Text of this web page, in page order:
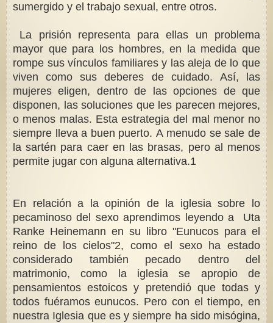
sumergido y el trabajo sexual, entre otros.
La prisión representa para ellas un problema
mayor que para los hombres, en la medida que
rompe sus vínculos familiares y las aleja de lo que
viven como sus deberes de cuidado. Así, las
mujeres eligen, dentro de las opciones de que
disponen, las soluciones que les parecen mejores,
o menos malas. Esta estrategia del mal menor no
siempre lleva a buen puerto. A menudo se sale de
la sartén para caer en las brasas, pero al menos
permite jugar con alguna alternativa.1
En relación a la opinión de la iglesia sobre lo
pecaminoso del sexo aprendimos leyendo a Uta
Ranke Heinemann en su libro "Eunucos para el
reino de los cielos"2, como el sexo ha estado
considerado también pecado dentro del
matrimonio, como la iglesia se apropio de
pensamientos estoicos y pretendió que todas y
todos fuéramos eunucos. Pero con el tiempo, en
nuestra Iglesia que es y siempre ha sido misógina,